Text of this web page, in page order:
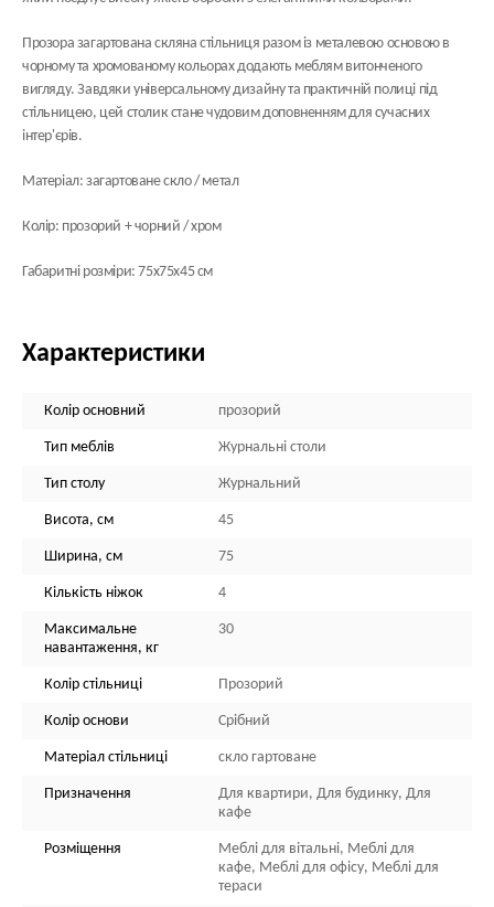
Прозора загартована скляна стільниця разом із металевою основою в
чорному та хромованому кольорах додають меблям витонченого
вигляду. Завдяки універсальному дизайну та практичній полиці під
стільницею, цей столик стане чудовим доповненням для сучасних
інтер'єрів.
Матеріал: загартоване скло / метал
Колір: прозорий + чорний / хром
Габаритні розміри: 75х75х45 см
Характеристики
Колір основний прозорий
Тип меблів Журнальні столи
Тип столу Журнальний
Висота, см 45
Ширина, см 75
Кількість ніжок 4
Максимальне
навантаження, кг
30
Колір стільниці Прозорий
Колір основи Срібний
Матеріал стільниці скло гартоване
Призначення
Для квартири, Для будинку, Для
кафе
Розміщення
Меблі для вітальні, Меблі для
кафе, Меблі для офісу, Меблі для
тераси